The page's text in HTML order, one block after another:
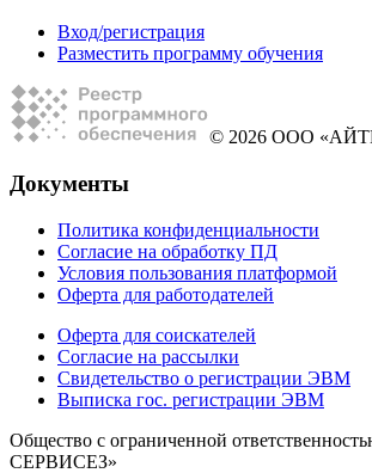
Вход/регистрация
Разместить программу обучения
© 2026 ООО
Документы
Политика конфиденциальности
Согласие на обработку ПД
Условия пользования платформой
Оферта для работодателей
Оферта для соискателей
Согласие на рассылки
Свидетельство о регистрации ЭВМ
Выписка гос. регистрации ЭВМ
Общество с ограниченной
СЕРВИСЕЗ»